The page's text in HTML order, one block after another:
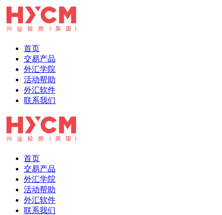
首页
交易产品
外汇学院
活动帮助
外汇软件
联系我们
首页
交易产品
外汇学院
活动帮助
外汇软件
联系我们